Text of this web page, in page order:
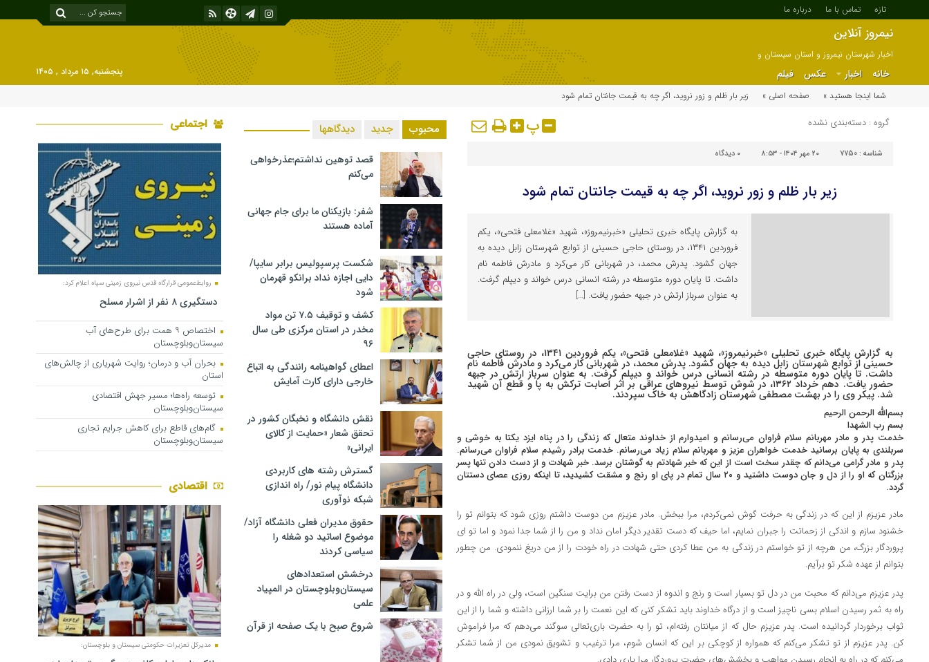
تازه تماس با ما درباره ما
نیمروز آنلاین
اخبار شهرستان نیمروز و استان سیستان و
بلوچستان
خانه اخبار عکس فیلم
پنجشنبه, ۱۵ مرداد , ۱۴۰۵
شما اینجا هستید »
صفحه اصلی » زیر بار ظلم و زور نروید، اگر چه به قیمت جانتان تمام شود
گروه : دسته‌بندی نشده پ
شناسه : 7750 ۲۰ مهر ۱۴۰۴ - ۸:۵۳ ۰ دیدگاه
زیر بار ظلم و زور نروید، اگر چه به قیمت جانتان تمام شود
به گزارش پایگاه خبری تحلیلی «خبرنیمروز»، شهید «غلامعلی فتحی»، یکم
فروردین ۱۳۴۱، در روستای حاجی حسینی از توابع شهرستان زابل دیده به
جهان گشود. پدرش محمد، در شهربانی کار می‌کرد و مادرش فاطمه نام
داشت. تا پایان دوره متوسطه در رشته انسانی درس خواند و دیپلم گرفت.
به عنوان سرباز ارتش در جبهه حضور یافت. […]
به گزارش پایگاه خبری تحلیلی «خبرنیمروز»، شهید «غلامعلی فتحی»، یکم فروردین ۱۳۴۱، در روستای حاجی
حسینی از توابع شهرستان زابل دیده به جهان گشود. پدرش محمد، در شهربانی کار می‌کرد و مادرش فاطمه نام
داشت. تا پایان دوره متوسطه در رشته انسانی درس خواند و دیپلم گرفت. به عنوان سرباز ارتش در جبهه
حضور یافت. دهم خرداد ۱۳۶۲، در شوش توسط نیروهای عراقی بر اثر اصابت ترکش به پا و قطع آن شهید
شد. پیکر وی را در بهشت مصطفی شهرستان زادگاهش به خاک سپردند.
بسم‌الله الرحمن الرحیم
بسم رب الشهدا
خدمت پدر و مادر مهربانم سلام فراوان می‌رسانم و امیدوارم از خداوند متعال که زندگی را در پناه ایزد یکتا به خوشی و
سربلندی به پایان برسانید خدمت خواهران عزیز و مهربانم سلام زیاد می‌رسانم. خدمت برادر رشیدم سلام فراوان می‌رسانم.
پدر و مادر گرامی می‌دانم که چقدر سخت است از این که خبر شهادتم به گوشتان برسد. خبر شهادت و از دست دادن تنها پسر
بزرگتان که او را از دل و جان دوست داشتید و ۲۰ سال تمام در پای او رنج و مشقت کشیدید، تا اینکه روزی عصای دستتان
گردد.
مادر عزیزم از این که در زندگی به حرفت گوش نمی‌کردم، مرا ببخش. مادر عزیزم من دوست داشتم روزی شود که بتوانم تو را
خشنود سازم و اندکی از زحماتت را جبران نمایم، اما حیف که دست تقدیر دیگر امان نداد و من را از شما جدا نمود و اما تو ای
پروردگار بزرگ، من هرچه از تو خواستم در زندگی به من عطا کردی حتی شهادت در راه خودت را از من دریغ ننمودی. من چطور
بتوانم از عهده شکر تو برآیم.
پدر عزیزم می‌دانم که محبت من در دل تو بسیار است و رنج و اندوه از دست رفتن من برایت سنگین است، ولی در راه الله و در
راه به ثمر رسیدن اسلام بسی ناچیز است و از درگاه خداوند باید تشکر کنی که این نعمت را بر شما ارزانی داشته و شما را از این
ثواب برخوردار گردانیده است. پدر عزیزم حال که از میانتان رفته‌ام، تو را به حضرت باری‌تعالی سوگند می‌دهم که مرا فراموش
کن. پدر عزیزم از تو تشکر می‌کنم که همواره از کوچکی بر این که انسان شوم، مرا ترغیب و تشویق نمودی من از شما تشکر
محبوب جدید دیدگاهها
قصد توهین نداشتم؛عذرخواهی
می‌کنم
شفر: بازیکنان ما برای جام جهانی
آماده هستند
شکست پرسپولیس برابر سایپا/
دایی اجازه نداد برانکو قهرمان
شود
کشف و توقیف ۷.۵ تن مواد
مخدر در استان مرکزی طی سال
۹۶
اعطای گواهینامه رانندگی به اتباع
خارجی دارای کارت آمایش
نقش دانشگاه و نخبگان کشور در
تحقق شعار «حمایت از کالای
ایرانی»
گسترش رشته های کاربردی
دانشگاه پیام نور/ راه اندازی
شبکه نوآوری
حقوق مدیران فعلی دانشگاه آزاد/
موضوع اساتید دو شغله را
سیاسی کردند
درخشش استعدادهای
سیستان‌وبلوچستان در المپیاد
علمی
شروع صبح با یک صفحه از قرآن
اجتماعی
روابط‌عمومی قرارگاه قدس نیروی زمینی سپاه اعلام کرد:
دستگیری ۸ نفر از اشرار مسلح
اختصاص ۹ همت برای طرح‌های آب
سیستان‌وبلوچستان
بحران آب و درمان؛ روایت شهریاری از چالش‌های
استان
توسعه راه‌ها؛ مسیر جهش اقتصادی
سیستان‌وبلوچستان
گام‌های قاطع برای کاهش جرایم تجاری
سیستان‌وبلوچستان
اقتصادی
مدیرکل تعزیرات حکومتی سیستان و بلوچستان: